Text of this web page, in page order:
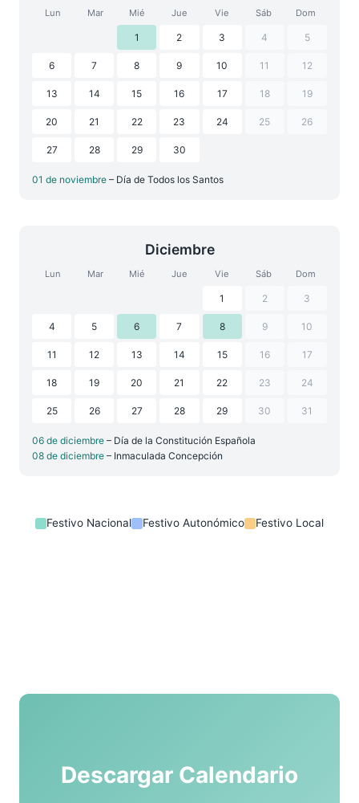
Lun Mar Mié Jue Vie Sáb Dom
1 2 3 4 5
6 7 8 9 10 11 12
13 14 15 16 17 18 19
20 21 22 23 24 25 26
27 28 29 30
01 de noviembre – Día de Todos los Santos
Diciembre
Lun Mar Mié Jue Vie Sáb Dom
1 2 3
4 5 6 7 8 9 10
11 12 13 14 15 16 17
18 19 20 21 22 23 24
25 26 27 28 29 30 31
06 de diciembre – Día de la Constitución Española
08 de diciembre – Inmaculada Concepción
Festivo Nacional Festivo Autonómico Festivo Local
Descargar Calendario